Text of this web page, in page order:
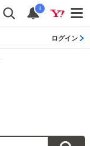
i
ログイン